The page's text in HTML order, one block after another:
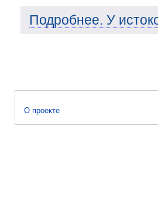
Подробнее. У
О проекте